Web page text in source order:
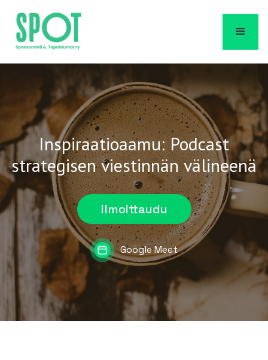
Inspiraatioaamu: Podcast
strategisen viestinnän välineenä
Ilmoittaudu
Google Meet